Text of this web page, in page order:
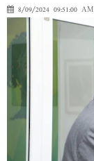
8/09/2024 09:51:00 AM